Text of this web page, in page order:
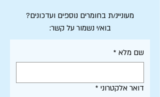
מעוניינ/ת בחומרים נוספים ועדכונים?
בוא/י נשמור על קשר:
שם מלא *
דואר אלקטרוני *